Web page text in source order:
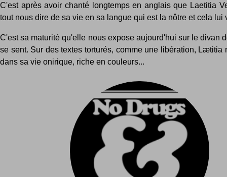
C'est après avoir chanté longtemps en anglais que Laetitia
tout nous dire de sa vie en sa langue qui est la nôtre et cela lui
C'est sa maturité qu'elle nous expose aujourd'hui sur le divan
se sent. Sur des textes torturés, comme une libération, Lætitia
dans sa vie onirique, riche en couleurs...